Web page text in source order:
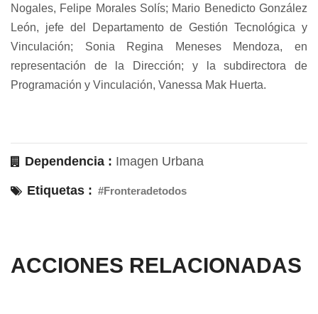
Nogales, Felipe Morales Solís; Mario Benedicto González
León, jefe del Departamento de Gestión Tecnológica y
Vinculación; Sonia Regina Meneses Mendoza, en
representación de la Dirección; y la subdirectora de
Programación y Vinculación, Vanessa Mak Huerta.
Dependencia : Imagen Urbana
Etiquetas : #Fronteradetodos
ACCIONES RELACIONADAS